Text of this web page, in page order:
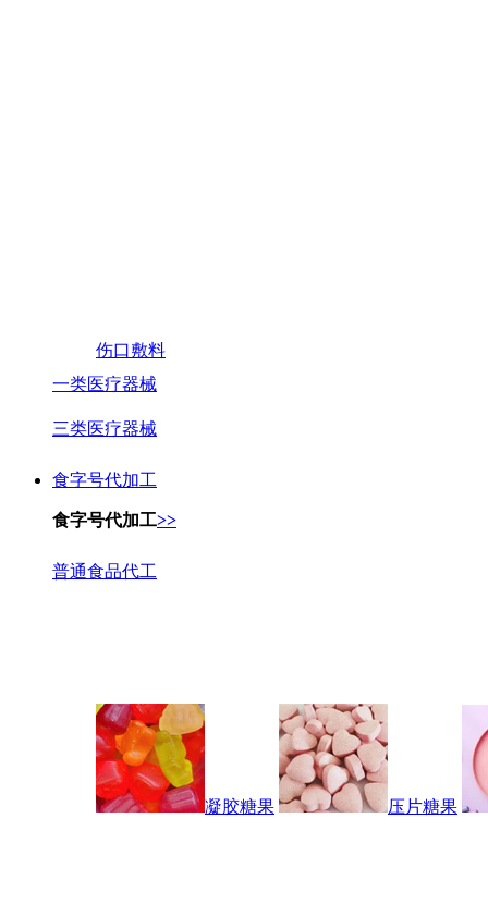
伤口敷料
一类医疗器械
三类医疗器械
食字号代加工
食字号代加工>>
普通食品代工
凝胶糖果 压片糖果